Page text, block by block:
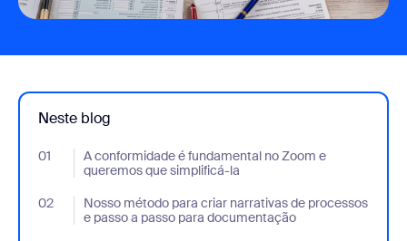
Neste blog
01
A conformidade é fundamental no Zoom e
queremos que simplificá-la
- Jumplink to A conformidade é fundamental no Zoom e
02
Nosso método para criar narrativas de processos
e passo a passo para documentação
- Jumplink to Nosso método para criar narrativas de